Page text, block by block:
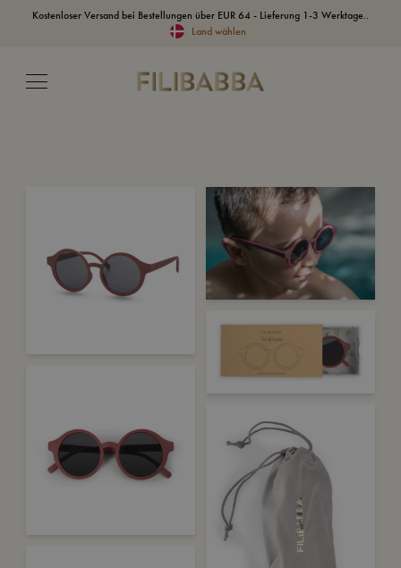
Kostenloser Versand bei Bestellungen über EUR 64 - Lieferung 1-3 Werktage..
Land wählen